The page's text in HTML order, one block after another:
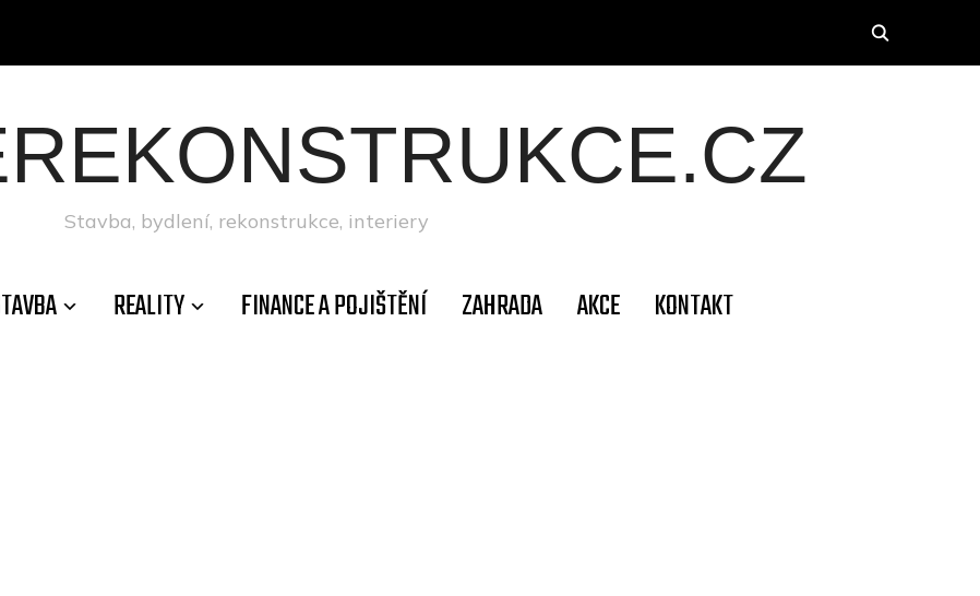
Stavba, bydlení, rekonstrukce, interiery
REALITY FINANCE A POJIŠTĚNÍ ZAHRADA AKCE KONTAKT